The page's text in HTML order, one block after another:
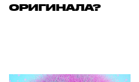
ОРИГИНАЛА?